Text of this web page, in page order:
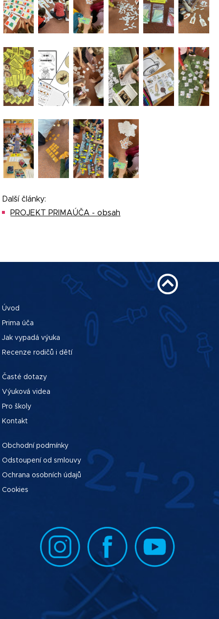
Další články:
PROJEKT PRIMAÚČA - obsah
Úvod
Prima úča
Jak vypadá výuka
Recenze rodičů i dětí
Časté dotazy
Výuková videa
Pro školy
Kontakt
Obchodní podmínky
Odstoupení od smlouvy
Ochrana osobních údajů
Cookies